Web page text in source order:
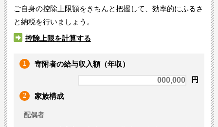
ご自身の控除上限額をきちんと把握して、効率的にふるさ
と納税を行いましょう。
控除上限を計算する
1
寄附者の給与収入額（年収）
円
2 家族構成
配偶者